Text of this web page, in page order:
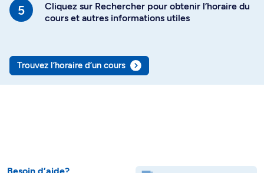
Cliquez sur Rechercher pour obtenir l’horaire du
cours et autres informations utiles
Trouvez l’horaire d’un cours